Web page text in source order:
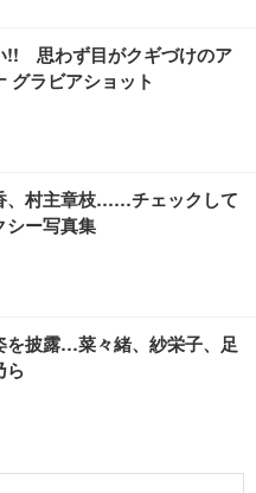
!! 思わず目がクギづけのア
グラビアショット
、村主章枝……チェックして
シー写真集
を披露…菜々緒、紗栄子、足
ら